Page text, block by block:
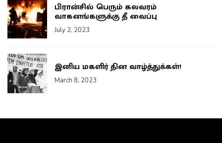
பிரான்சில் பெரும் கலவரம்
வாகனங்களுக்கு தீ வைப்பு
July 2, 2023
இனிய மகளிர் தின வாழ்த்துக்கள்!
March 8, 2023